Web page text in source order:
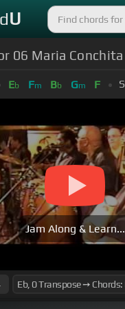
U
06 Maria Conchita
Eb Fm Bb Gm F
Jam Along & Learn...